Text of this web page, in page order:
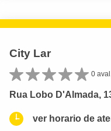
City Lar
0
Rua Lobo D'Almada,
ver horario de